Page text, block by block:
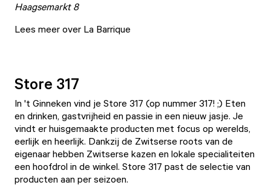
Haagsemarkt 8
Lees meer over La Barrique
Store 317
In 't Ginneken vind je Store 317 (op nummer 317! ;) Eten
en drinken, gastvrijheid en passie in een nieuw jasje. Je
vindt er huisgemaakte producten met focus op werelds,
eerlijk en heerlijk. Dankzij de Zwitserse roots van de
eigenaar hebben Zwitserse kazen en lokale specialiteiten
een hoofdrol in de winkel. Store 317 past de selectie van
producten aan per seizoen.